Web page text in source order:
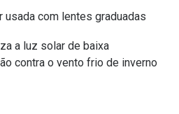
usada com lentes graduadas
a luz solar de baixa
contra o vento frio de inverno